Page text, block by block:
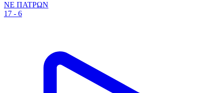
ΝΕ ΠΑΤΡΩΝ
17 - 6